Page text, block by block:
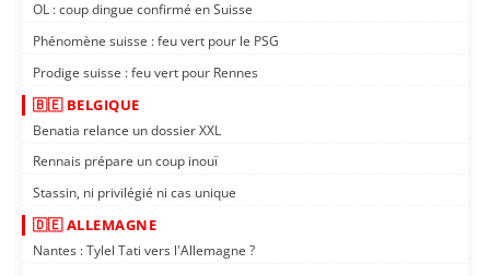
OL : coup dingue confirmé en Suisse
Phénomène suisse : feu vert pour le PSG
Prodige suisse : feu vert pour Rennes
🇧🇪 BELGIQUE
Benatia relance un dossier XXL
Rennais prépare un coup inouï
Stassin, ni privilégié ni cas unique
🇩🇪 ALLEMAGNE
Nantes : Tylel Tati vers l'Allemagne ?